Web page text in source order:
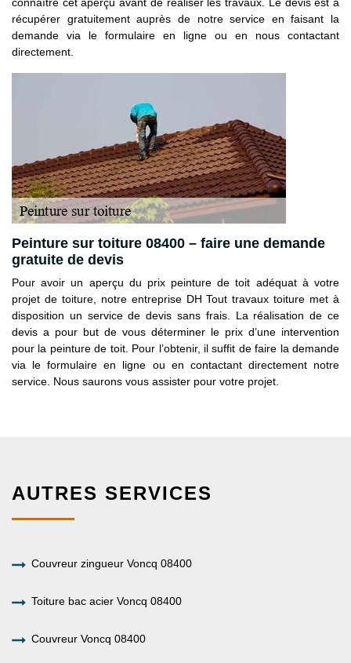
récupérer gratuitement auprès de notre service en faisant la
demande via le formulaire en ligne ou en nous contactant
directement.
Peinture sur toiture 08400 – faire une demande
gratuite de devis
Pour avoir un aperçu du prix peinture de toit adéquat à votre
projet de toiture, notre entreprise DH Tout travaux toiture met à
disposition un service de devis sans frais. La réalisation de ce
devis a pour but de vous déterminer le prix d’une intervention
pour la peinture de toit. Pour l’obtenir, il suffit de faire la demande
via le formulaire en ligne ou en contactant directement notre
service. Nous saurons vous assister pour votre projet.
AUTRES SERVICES
Couvreur zingueur Voncq 08400
Toiture bac acier Voncq 08400
Couvreur Voncq 08400